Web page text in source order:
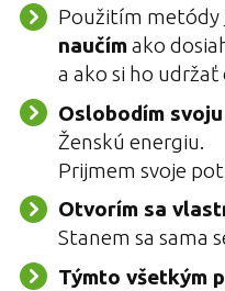
Použitím metódy
naučímako
a ako si ho
Oslobodím
Ženskú energiu.
Prijmem svoje
Otvorím sa
Stanem sa sama
Týmto všetkým